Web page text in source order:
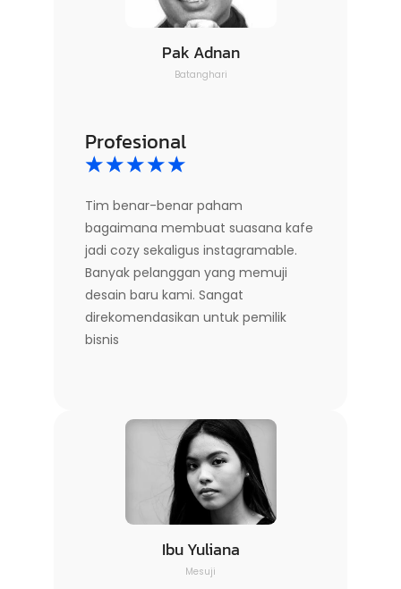
Pak Adnan
Batanghari
Profesional
☆☆☆☆☆
Tim benar-benar paham
bagaimana membuat suasana kafe
jadi cozy sekaligus instagramable.
Banyak pelanggan yang memuji
desain baru kami. Sangat
direkomendasikan untuk pemilik
bisnis
Ibu Yuliana
Mesuji